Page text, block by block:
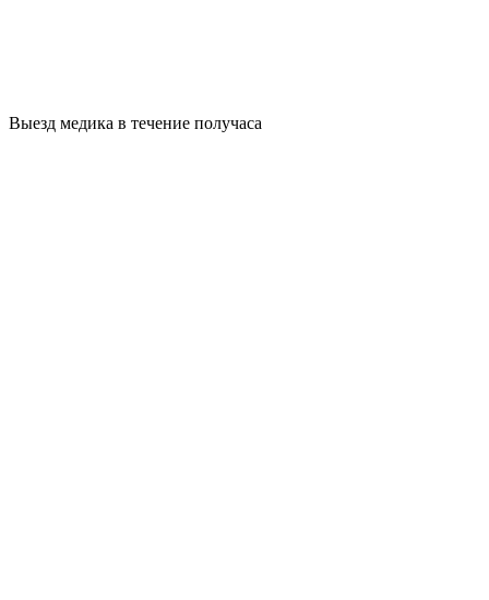
Выезд медика в течение получаса